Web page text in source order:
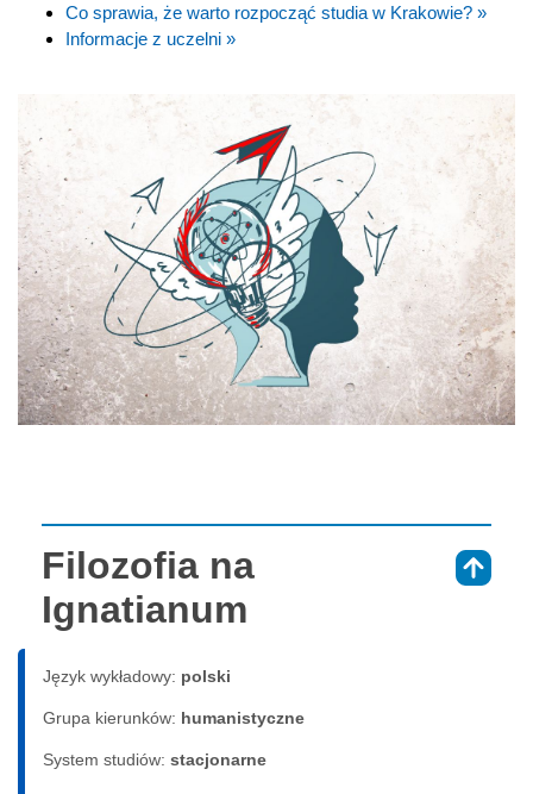
Co sprawia, że warto rozpocząć studia w Krakowie? »
Informacje z uczelni »
Filozofia na
Ignatianum
Język wykładowy: polski
Grupa kierunków: humanistyczne
System studiów: sta­cjo­nar­ne